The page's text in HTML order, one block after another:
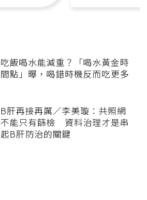
吃飯喝水能減重？「喝水黃金時
間點」曝，喝錯時機反而吃更多
B肝再接再厲／李美璇：共照網
不能只有篩檢 資料治理才是串
起B肝防治的關鍵